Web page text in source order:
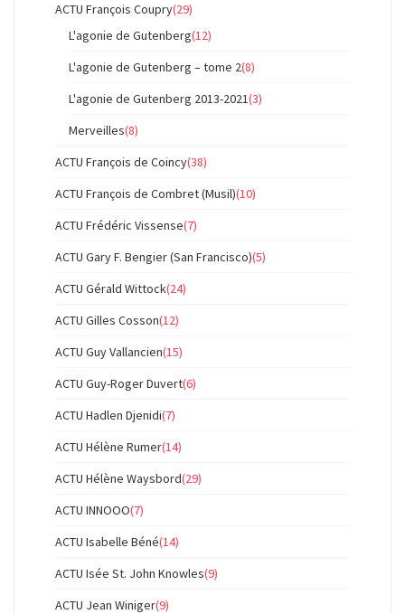
ACTU François Coupry(29)
L'agonie de Gutenberg(12)
L'agonie de Gutenberg – tome 2(8)
L'agonie de Gutenberg 2013-2021(3)
Merveilles(8)
ACTU François de Coincy(38)
ACTU François de Combret (Musil)(10)
ACTU Frédéric Vissense(7)
ACTU Gary F. Bengier (San Francisco)(5)
ACTU Gérald Wittock(24)
ACTU Gilles Cosson(12)
ACTU Guy Vallancien(15)
ACTU Guy-Roger Duvert(6)
ACTU Hadlen Djenidi(7)
ACTU Hélène Rumer(14)
ACTU Hélène Waysbord(29)
ACTU INNOOO(7)
ACTU Isabelle Béné(14)
ACTU Isée St. John Knowles(9)
ACTU Jean Winiger(9)